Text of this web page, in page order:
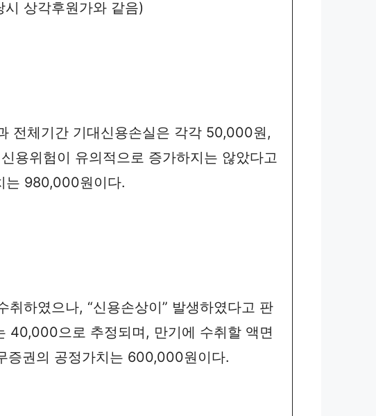
상각후원가와 같음)
전체기간 기대신용손실은 각각 50,000원,
용위험이 유의적으로 증가하지는 않았다고
는 980,000원이다.
하였으나, “신용손상이” 발생하였다고 판
으로 추정되며, 만기에 수취할 액면
권의 공정가치는 600,000원이다.